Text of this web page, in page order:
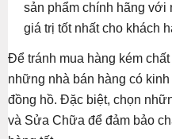
sản phẩm chính hãng với
giá trị tốt nhất cho khách
Để tránh mua hàng kém
những nhà bán hàng có
đồng hồ. Đặc biệt, chọn
và Sửa Chữa để đảm bảo